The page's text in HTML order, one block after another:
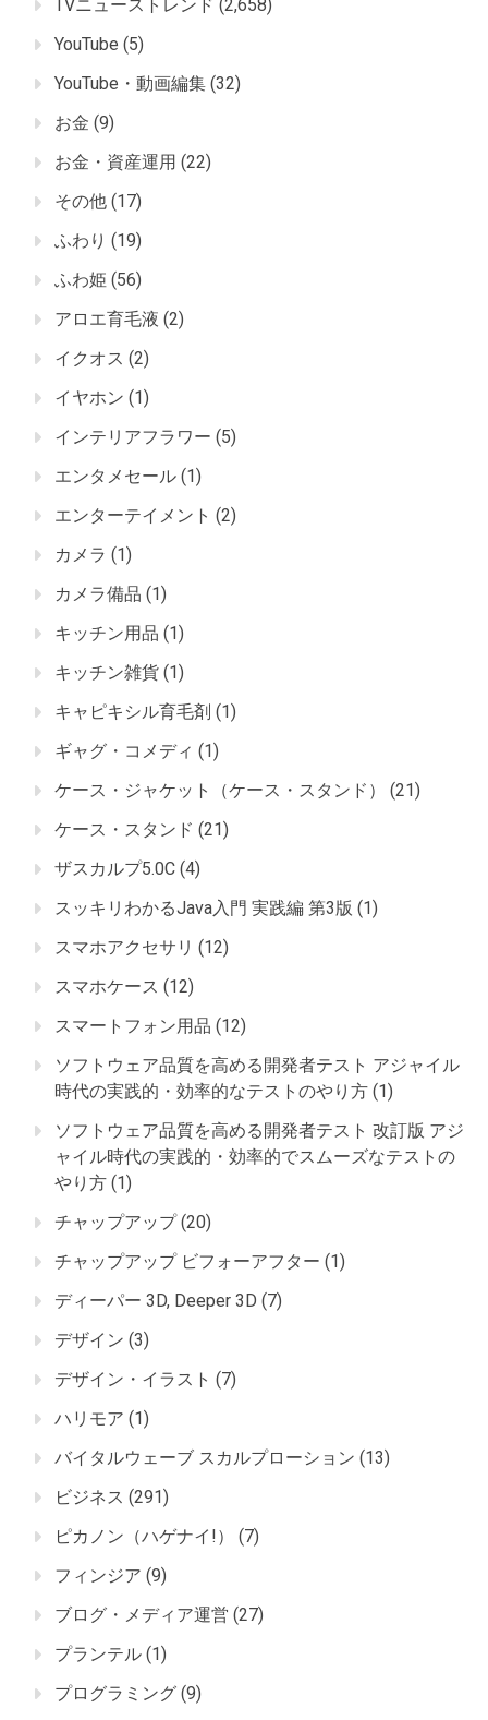
TVニューストレンド (2,658)
YouTube (5)
YouTube・動画編集 (32)
お金 (9)
お金・資産運用 (22)
その他 (17)
ふわり (19)
ふわ姫 (56)
アロエ育毛液 (2)
イクオス (2)
イヤホン (1)
インテリアフラワー (5)
エンタメセール (1)
エンターテイメント (2)
カメラ (1)
カメラ備品 (1)
キッチン用品 (1)
キッチン雑貨 (1)
キャピキシル育毛剤 (1)
ギャグ・コメディ (1)
ケース・ジャケット（ケース・スタンド）
(21)
ケース・スタンド (21)
ザスカルプ5.0C (4)
スッキリわかるJava入門 実践編 第3版 (1)
スマホアクセサリ (12)
スマホケース (12)
スマートフォン用品 (12)
ソフトウェア品質を高める開発者テスト アジャイル
時代の実践的・効率的なテストのやり方 (1)
ソフトウェア品質を高める開発者テスト 改訂版 アジ
ャイル時代の実践的・効率的でスムーズなテストの
やり方 (1)
チャップアップ(20)
チャップアップ ビフォーアフター (1)
ディーパー 3D, Deeper 3D (7)
デザイン (3)
デザイン・イラスト (7)
ハリモア (1)
バイタルウェーブ スカルプローション (13)
ビジネス (291)
ピカノン（ハゲナイ!）
(7)
フィンジア (9)
ブログ・メディア運営 (27)
プランテル (1)
プログラミング (9)